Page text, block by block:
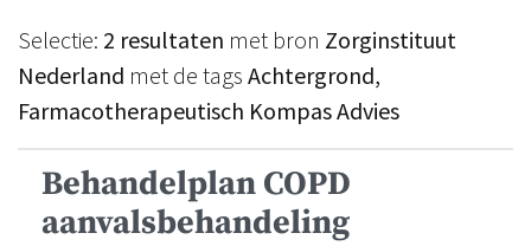
Selectie: 2 resultaten met bron Zorginstituut
Nederland met de tags Achtergrond,
Farmacotherapeutisch Kompas Advies
Behandelplan COPD
aanvalsbehandeling